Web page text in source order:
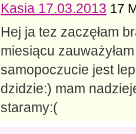
Kasia 17.03.2013 17
Hej ja tez zaczęłam
miesiącu
samopoczucie jest
dzidzie:) mam
staramy:(